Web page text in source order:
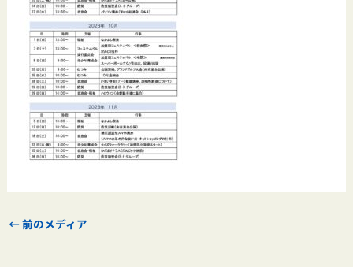
←前のメディア